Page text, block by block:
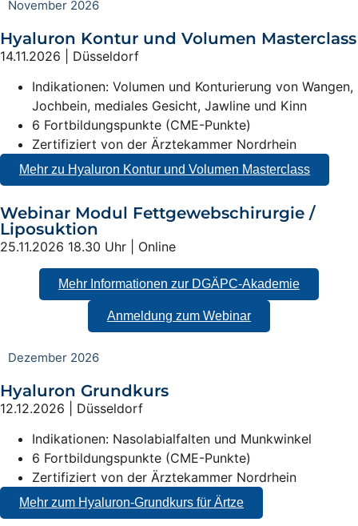
November 2026
Hyaluron Kontur und Volumen Masterclass
14.11.2026 | Düsseldorf
Indikationen: Volumen und Konturierung von Wangen,
Jochbein, mediales Gesicht, Jawline und Kinn
6 Fortbildungspunkte (CME-Punkte)
Zertifiziert von der Ärztekammer Nordrhein
Mehr zu Hyaluron Kontur und Volumen Masterclass
Webinar Modul Fettgewebschirurgie /
Liposuktion
25.11.2026 18.30 Uhr | Online
Mehr Informationen zur DGÄPC-Akademie
Anmeldung zum Webinar
Dezember 2026
Hyaluron Grundkurs
12.12.2026 | Düsseldorf
Indikationen: Nasolabialfalten und Munkwinkel
6 Fortbildungspunkte (CME-Punkte)
Zertifiziert von der Ärztekammer Nordrhein
Mehr zum Hyaluron-Grundkurs für Ärtze